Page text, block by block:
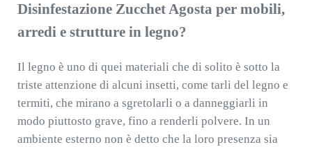
Disinfestazione Zucchet Agosta per mobili,
arredi e strutture in legno?
Il legno è uno di quei materiali che di solito è sotto la
triste attenzione di alcuni insetti, come tarli del legno e
termiti, che mirano a sgretolarli o a danneggiarli in
modo piuttosto grave, fino a renderli polvere. In un
ambiente esterno non è detto che la loro presenza sia